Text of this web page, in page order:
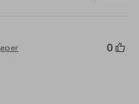
0